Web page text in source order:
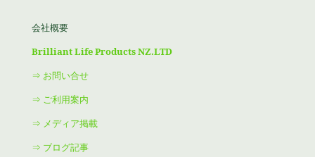
会社概要
Brilliant Life Products NZ.LTD
⇒ お問い合せ
⇒ ご利用案内
⇒ メディア掲載
⇒ ブログ記事